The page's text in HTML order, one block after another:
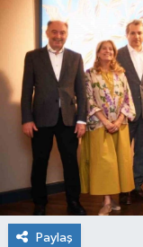
Paylaş